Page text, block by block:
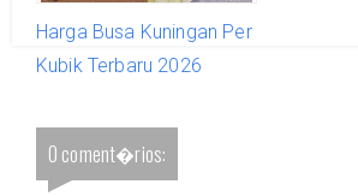
Harga Busa Kuningan Per
Kubik Terbaru 2026
0 coment�rios: